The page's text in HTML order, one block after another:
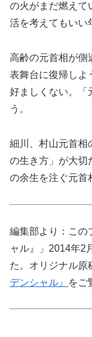
の火がまだ燃えて
活を考えてもいい
高齢の元首相が側
表舞台に復帰しよ
好ましくない。「
う。
細川、村山元首相
の生き方」が大切
の余生を注ぐ元首
編集部より：この
ャル』」2014年2
た。オリジナル原
デンシャル』
をご